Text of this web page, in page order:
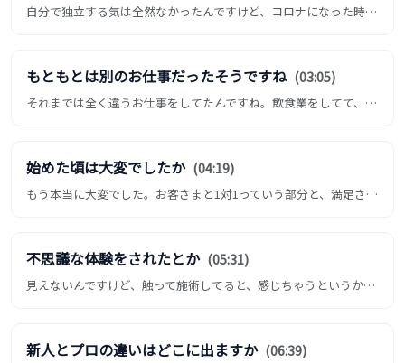
自分で独立する気は全然なかったんですけど、コロナになった時にちょっと考え方が変わった、っていうのが、今の個人でやる...
もともとは別のお仕事だったそうですね (03:05)
それまでは全く違うお仕事をしてたんですね。飲食業をしてて、全くマッサージとかは受けたことがなくて。ただ子供の頃から...
始めた頃は大変でしたか (04:19)
もう本当に大変でした。お客さまと1対1っていう部分と、満足させなきゃいけないって、自分でやっぱり思い込んでた部分が...
不思議な体験をされたとか (05:31)
見えないんですけど、触って施術してると、感じちゃうというか、受けとっちゃうっていう。あるお客様を施術してた時、その...
新人とプロの違いはどこに出ますか (06:39)